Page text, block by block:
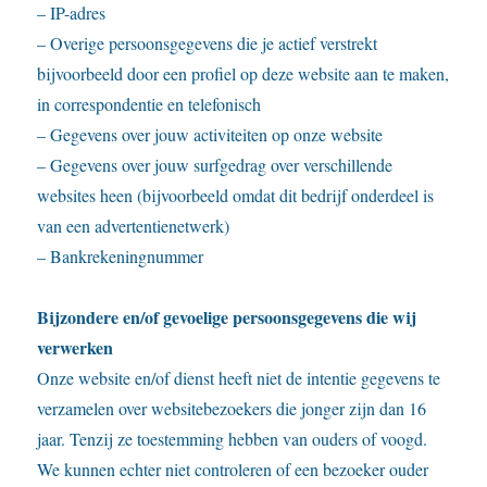
– IP-adres
– Overige persoonsgegevens die je actief verstrekt
bijvoorbeeld door een profiel op deze website aan te maken,
in correspondentie en telefonisch
– Gegevens over jouw activiteiten op onze website
– Gegevens over jouw surfgedrag over verschillende
websites heen (bijvoorbeeld omdat dit bedrijf onderdeel is
van een advertentienetwerk)
– Bankrekeningnummer
Bijzondere en/of gevoelige persoonsgegevens die wij
verwerken
Onze website en/of dienst heeft niet de intentie gegevens te
verzamelen over websitebezoekers die jonger zijn dan 16
jaar. Tenzij ze toestemming hebben van ouders of voogd.
We kunnen echter niet controleren of een bezoeker ouder